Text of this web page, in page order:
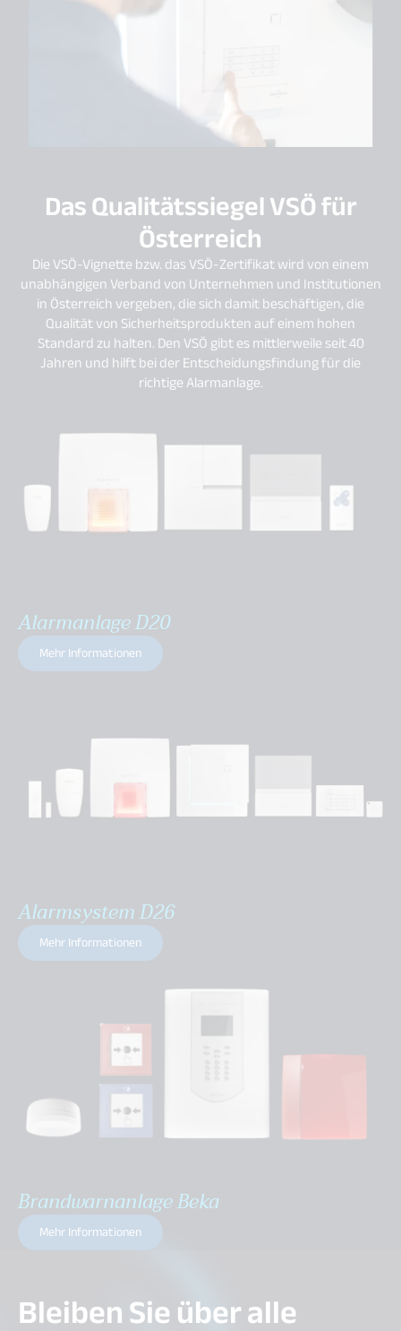
Das Qualitätssiegel VSÖ für
Österreich
Die VSÖ-Vignette bzw. das VSÖ-Zertifikat wird von einem
unabhängigen Verband von Unternehmen und Institutionen
in Österreich vergeben, die sich damit beschäftigen, die
Qualität von Sicherheitsprodukten auf einem hohen
Standard zu halten. Den VSÖ gibt es mittlerweile seit 40
Jahren und hilft bei der Entscheidungsfindung für die
richtige Alarmanlage.
Alarmanlage D20
Mehr Informationen
Alarmsystem D26
Mehr Informationen
Brandwarnanlage Beka
Mehr Informationen
Bleiben Sie über alle